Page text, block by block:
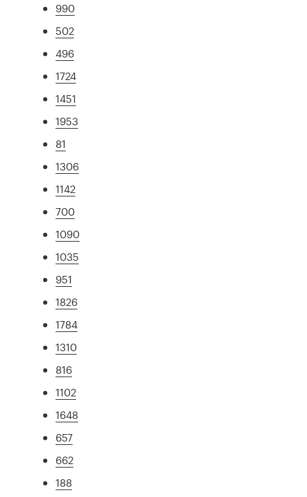
990
502
496
1724
1451
1953
81
1306
1142
700
1090
1035
951
1826
1784
1310
816
1102
1648
657
662
188